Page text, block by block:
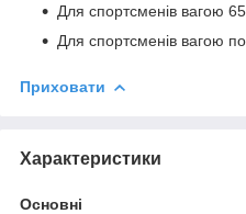
Для спортсменів вагою
Для спортсменів вагою
Приховати
Характеристики
Основні